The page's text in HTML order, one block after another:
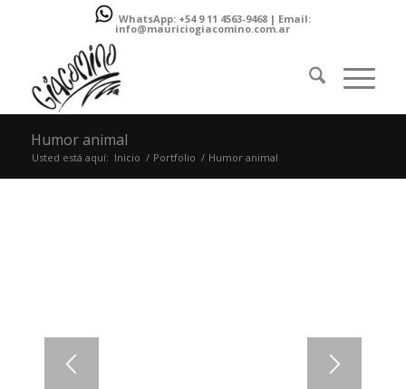
WhatsApp: +54 9 11 4563-9468 | Email:
info@mauriciogiacomino.com.ar
Humor animal
Usted está aquí: Inicio / Portfolio / Humor animal